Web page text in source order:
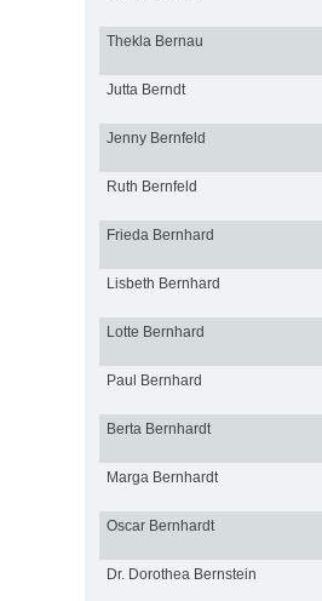
Thekla Bernau
Jutta Berndt
Jenny Bernfeld
Ruth Bernfeld
Frieda Bernhard
Lisbeth Bernhard
Lotte Bernhard
Paul Bernhard
Berta Bernhardt
Marga Bernhardt
Oscar Bernhardt
Dr. Dorothea Bernstein